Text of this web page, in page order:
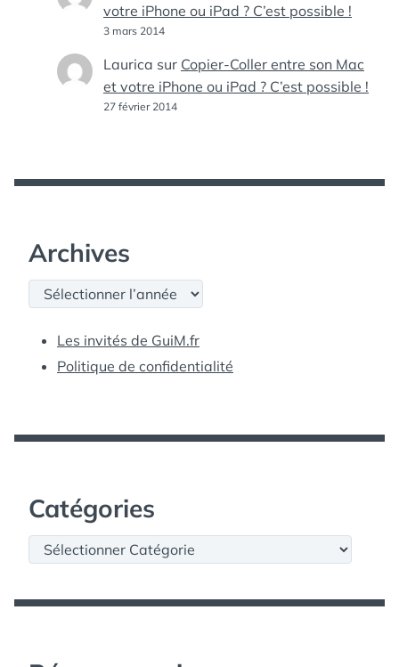
votre iPhone ou iPad ? C’est possible !
3 mars 2014
Laurica sur Copier-Coller entre son Mac
et votre iPhone ou iPad ? C’est possible !
27 février 2014
Archives
Archives
Les invités de GuiM.fr
Politique de confidentialité
Catégories
Catégories